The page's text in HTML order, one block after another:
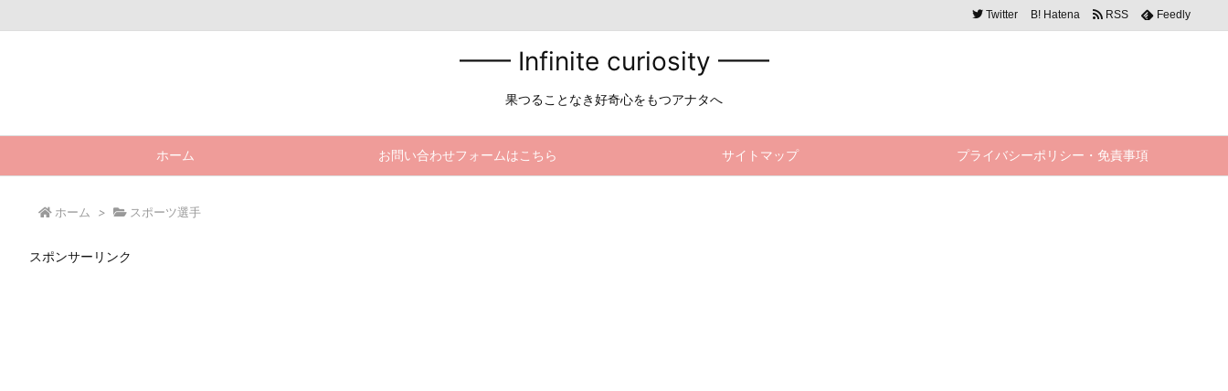
━━ Infinite curiosity ━━
果つることなき好奇心をもつアナタへ
ホーム お問い合わせフォームはこちら サイトマップ プライバシーポリシー・免責事項
Twitter B! Hatena RSS Feedly
ホーム > スポーツ選手
スポンサーリンク